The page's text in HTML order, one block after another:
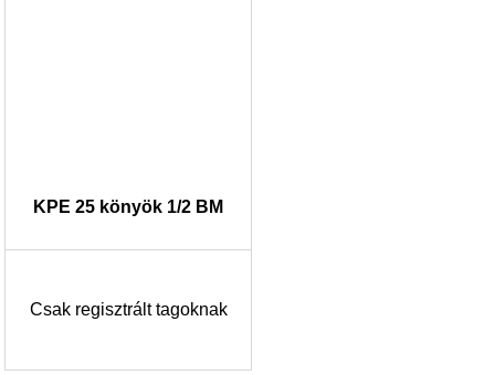
KPE 25 könyök 1/2 BM
Csak regisztrált tagoknak